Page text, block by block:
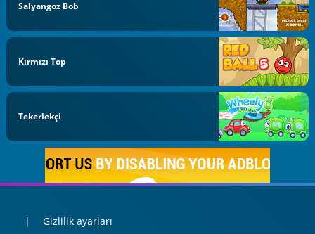
Salyangoz Bob
Kırmızı Top
Tekerlekçi
Gizlilik ayarları